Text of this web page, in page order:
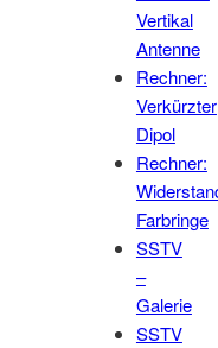
Vertikal
Antenne
Rechner:
Verkürzter
Dipol
Rechner:
Farbringe
SSTV
–
Galerie
SSTV